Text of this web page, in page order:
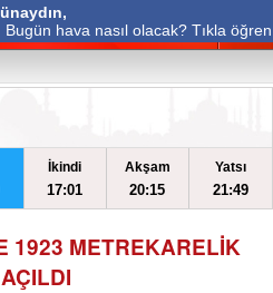
Bugün hava nasıl olacak? Tıkla öğren
İkindi
17:01
Akşam
20:15
Yatsı
21:49
1923 METREKARELİK